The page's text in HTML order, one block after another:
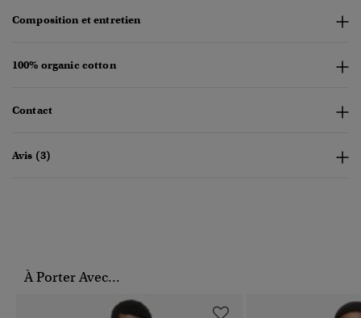
Composition et entretien
100% organic cotton
Contact
Avis (3)
À Porter Avec...